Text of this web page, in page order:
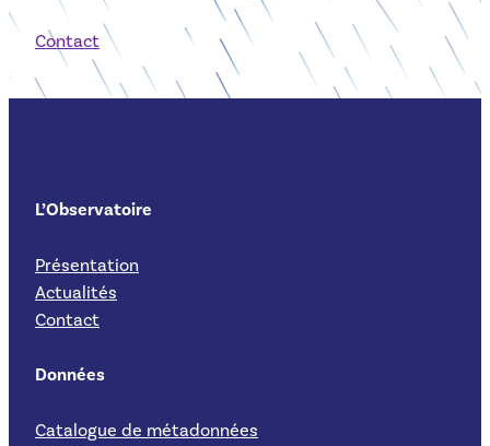
Contact
L’Observatoire
Présentation
Actualités
Contact
Données
Catalogue de métadonnées